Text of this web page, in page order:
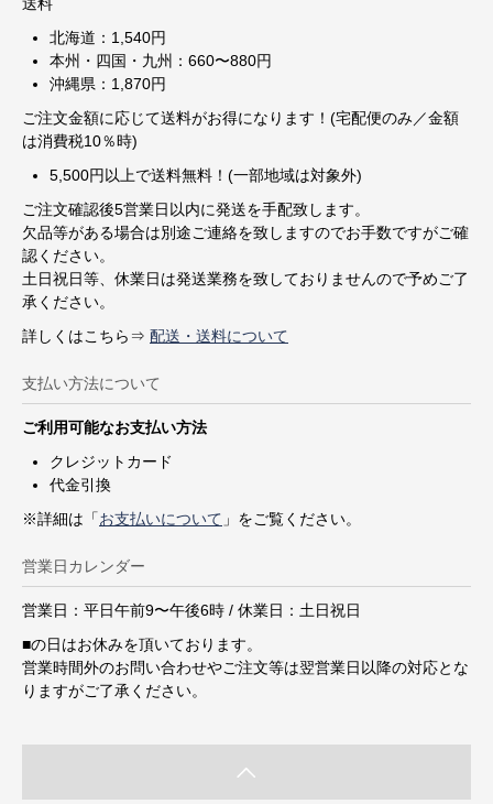
北海道：1,540円
本州・四国・九州：660〜880円
沖縄県：1,870円
ご注文金額に応じて送料がお得になります！(宅配便のみ／金額
は消費税10％時)
5,500円以上で送料無料！(一部地域は対象外)
ご注文確認後5営業日以内に発送を手配致します。
欠品等がある場合は別途ご連絡を致しますのでお手数ですがご確
認ください。
土日祝日等、休業日は発送業務を致しておりませんので予めご了
承ください。
詳しくはこちら⇒ 配送・送料について
支払い方法について
ご利用可能なお支払い方法
クレジットカード
代金引換
※詳細は「お支払いについて 」をご覧ください。
営業日カレンダー
営業日：平日午前9〜午後6時 / 休業日：土日祝日
■の日はお休みを頂いております。
営業時間外のお問い合わせやご注文等は翌営業日以降の対応とな
りますがご了承ください。